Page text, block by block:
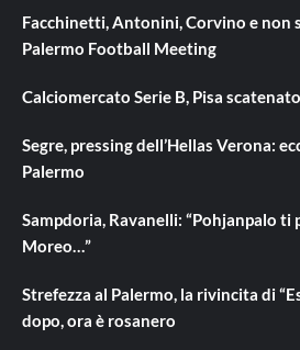
Facchinetti, Antonini, Corvino e non
Palermo Football Meeting
Calciomercato Serie B, Pisa
Segre, pressing dell’Hellas Verona:
Palermo
Sampdoria, Ravanelli: “Pohjanpalo ti
Moreo…”
Strefezza al Palermo, la rivincita di
dopo, ora è rosanero